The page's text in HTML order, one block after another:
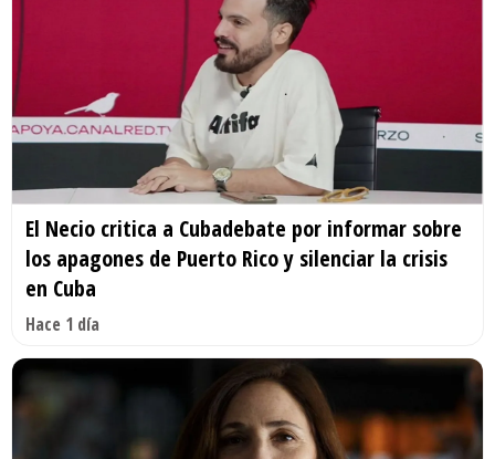
El Necio critica a Cubadebate por informar sobre
los apagones de Puerto Rico y silenciar la crisis
en Cuba
Hace 1 día